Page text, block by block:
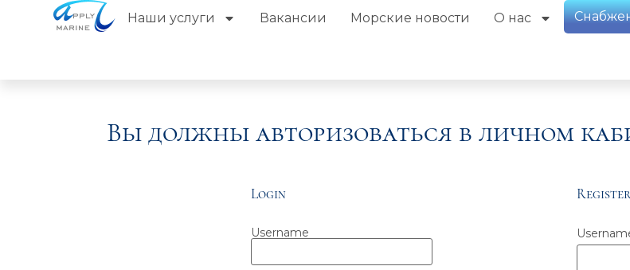
Наши услуги Вакансии Морские новости О нас
Вы должны авторизоваться в личном
Login
Username
Register